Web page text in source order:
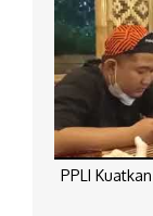
PPLI